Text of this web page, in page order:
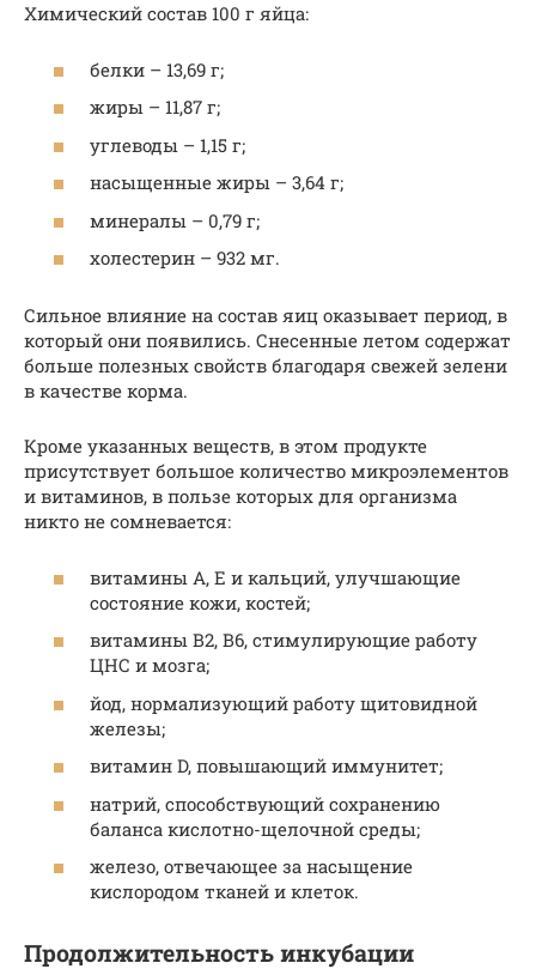
Химический состав 100 г яйца:
белки – 13,69 г;
жиры – 11,87 г;
углеводы – 1,15 г;
насыщенные жиры – 3,64 г;
минералы – 0,79 г;
холестерин – 932 мг.
Сильное влияние на состав яиц оказывает период, в
который они появились. Снесенные летом содержат
больше полезных свойств благодаря свежей зелени
в качестве корма.
Кроме указанных веществ, в этом продукте
присутствует большое количество микроэлементов
и витаминов, в пользе которых для организма
никто не сомневается:
витамины A, E и кальций, улучшающие
состояние кожи, костей;
витамины B2, B6, стимулирующие работу
ЦНС и мозга;
йод, нормализующий работу щитовидной
железы;
витамин D, повышающий иммунитет;
натрий, способствующий сохранению
баланса кислотно-щелочной среды;
железо, отвечающее за насыщение
кислородом тканей и клеток.
Продолжительность инкубации